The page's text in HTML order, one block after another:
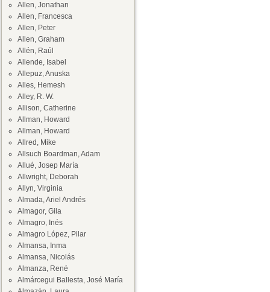
Allen, Jonathan
Allen, Francesca
Allen, Peter
Allen, Graham
Allén, Raúl
Allende, Isabel
Allepuz, Anuska
Alles, Hemesh
Alley, R. W.
Allison, Catherine
Allman, Howard
Allman, Howard
Allred, Mike
Allsuch Boardman, Adam
Allué, Josep María
Allwright, Deborah
Allyn, Virginia
Almada, Ariel Andrés
Almagor, Gila
Almagro, Inés
Almagro López, Pilar
Almansa, Inma
Almansa, Nicolás
Almanza, René
Almárcegui Ballesta, José María